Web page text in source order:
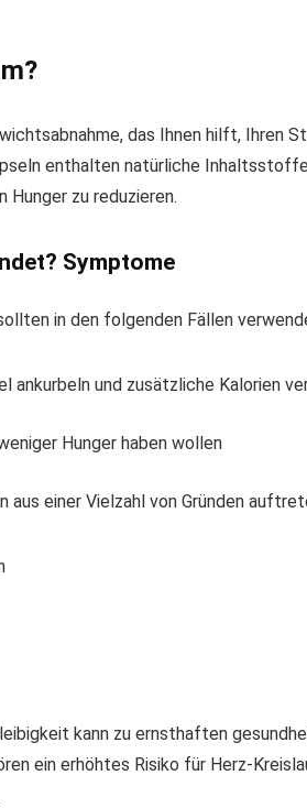
das Ihnen hilft, Ihren
enthalten natürliche
Hunger zu reduzieren.
Symptome
in den folgenden Fällen
ankurbeln und zusätzliche Kalorien
Hunger haben wollen
einer Vielzahl von Gründen
kann zu ernsthaften
ein erhöhtes Risiko für Herz-